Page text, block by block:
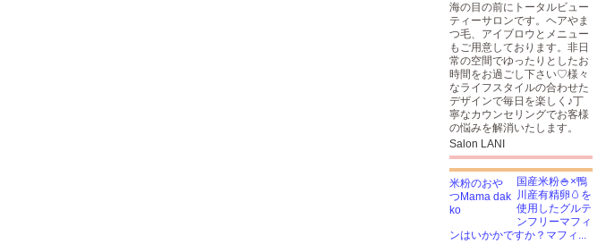
海の目の前にトータルビュー
ティーサロンです。ヘアやま
つ毛、アイブロウとメニュー
もご用意しております。非日
常の空間でゆったりとしたお
時間をお過ごし下さい♡様々
なライフスタイルの合わせた
デザインで毎日を楽しく♪丁
寧なカウンセリングでお客様
の悩みを解消いたします。
Salon LANI
国産米粉🍚×鴨
川産有精卵🥚を
使用したグルテ
ンフリーマフィ
ンはいかかですか？マフィ...